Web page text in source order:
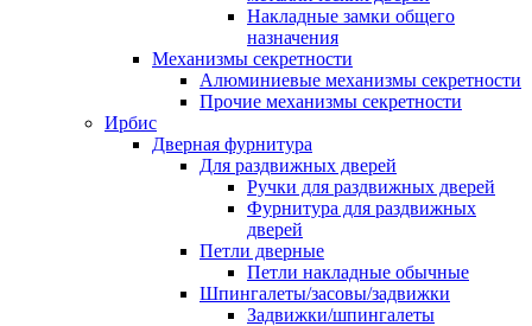
Накладные замки общего
назначения
Механизмы секретности
Алюминиевые механизмы секретности
Прочие механизмы секретности
Ирбис
Дверная фурнитура
Для раздвижных дверей
Ручки для раздвижных дверей
Фурнитура для раздвижных
дверей
Петли дверные
Петли накладные обычные
Шпингалеты/засовы/задвижки
Задвижки/шпингалеты